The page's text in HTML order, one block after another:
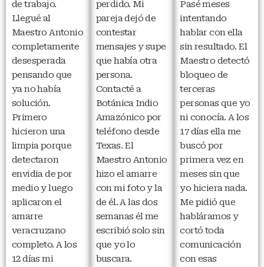
de trabajo.
Llegué al
Maestro Antonio
completamente
desesperada
pensando que
ya no había
solución.
Primero
hicieron una
limpia porque
detectaron
envidia de por
medio y luego
aplicaron el
amarre
veracruzano
completo. A los
12 días mi
perdido. Mi
pareja dejó de
contestar
mensajes y supe
que había otra
persona.
Contacté a
Botánica Indio
Amazónico por
teléfono desde
Texas. El
Maestro Antonio
hizo el amarre
con mi foto y la
de él. A las dos
semanas él me
escribió solo sin
que yo lo
buscara.
Pasé meses
intentando
hablar con ella
sin resultado. El
Maestro detectó
bloqueo de
terceras
personas que yo
ni conocía. A los
17 días ella me
buscó por
primera vez en
meses sin que
yo hiciera nada.
Me pidió que
habláramos y
cortó toda
comunicación
con esas